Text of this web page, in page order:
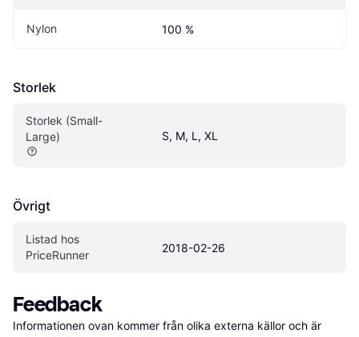
Nylon 100 %
Storlek
Storlek (Small-
Large)
S, M, L, XL
Övrigt
Listad hos
PriceRunner
2018-02-26
Feedback
Informationen ovan kommer från olika externa källor och är